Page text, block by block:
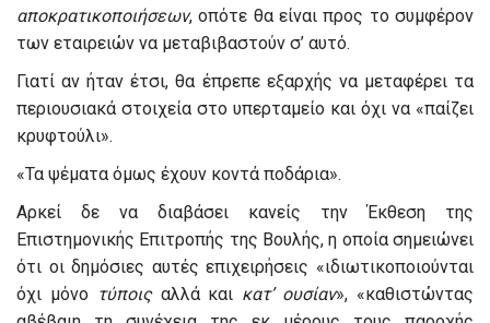
αποκρατικοποιήσεων, οπότε θα είναι προς το συμφέρον
των εταιρειών να μεταβιβαστούν σ’ αυτό.
Γιατί αν ήταν έτσι, θα έπρεπε εξαρχής να μεταφέρει τα
περιουσιακά στοιχεία στο υπερταμείο και όχι να «παίζει
κρυφτούλι».
«Τα ψέματα όμως έχουν κοντά ποδάρια».
Αρκεί δε να διαβάσει κανείς την Έκθεση της
Επιστημονικής Επιτροπής της Βουλής, η οποία σημειώνει
ότι οι δημόσιες αυτές επιχειρήσεις «ιδιωτικοποιούνται
όχι μόνο τύποιςαλλά και κατ’ ουσίαν», «καθιστώντας